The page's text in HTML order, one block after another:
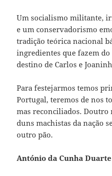
Um socialismo militante,
e um conservadorismo
tradição teórica nacional
ingredientes que fazem
destino de Carlos e
Para festejarmos temos
Portugal, teremos de nos
mas reconciliados. Doutro
duns machistas da nação
outro pão.
António da Cunha